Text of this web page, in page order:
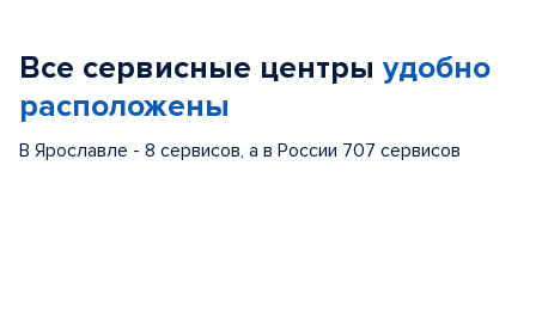
Все сервисные центры удобно
расположены
В Ярославле - 8 сервисов, а в России 707 сервисов